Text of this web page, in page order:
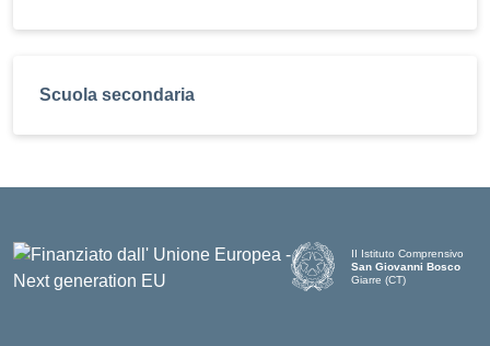
Scuola secondaria
II Istituto Comprensivo
San Giovanni Bosco
Giarre (CT)